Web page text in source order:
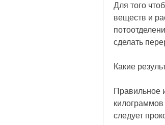
Для того
веществ и
сделать
Какие
Правильное
килограммов
следует